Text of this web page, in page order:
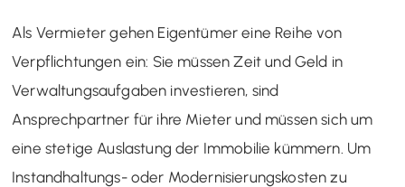
Als Vermieter gehen Eigentümer eine Reihe von
Verpflichtungen ein: Sie müssen Zeit und Geld in
Verwaltungsaufgaben investieren, sind
Ansprechpartner für ihre Mieter und müssen sich um
eine stetige Auslastung der Immobilie kümmern. Um
Instandhaltungs- oder Modernisierungskosten zu